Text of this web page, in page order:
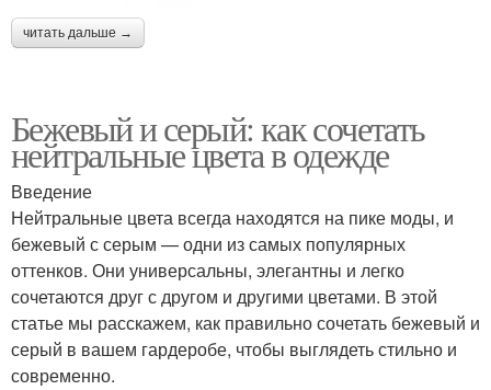
читать дальше →
Бежевый и серый: как сочетать
нейтральные цвета в одежде
Введение
Нейтральные цвета всегда находятся на пике моды, и
бежевый с серым — одни из самых популярных
оттенков. Они универсальны, элегантны и легко
сочетаются друг с другом и другими цветами. В этой
статье мы расскажем, как правильно сочетать бежевый и
серый в вашем гардеробе, чтобы выглядеть стильно и
современно.